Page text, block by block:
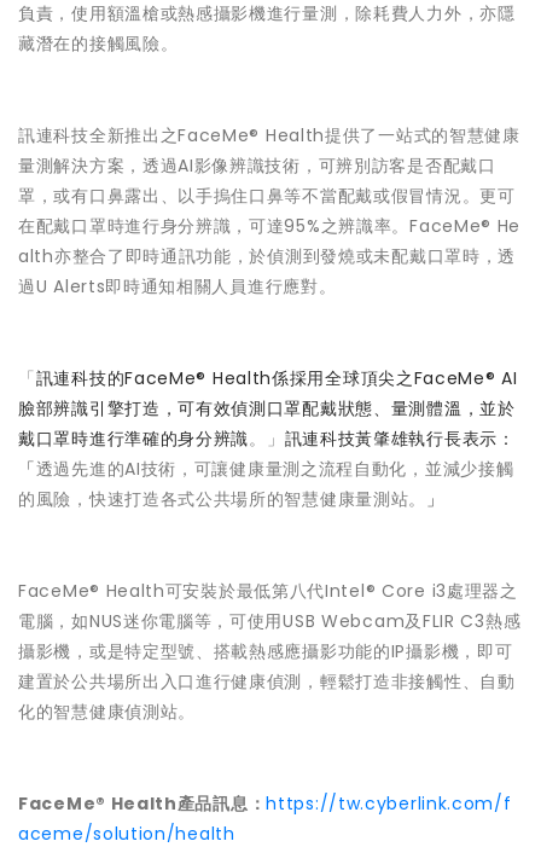
負責，使用額溫槍或熱感攝影機進行量測，除耗費人力外，亦隱
藏潛在的接觸風險。
訊連科技全新推出之FaceMe® Health提供了一站式的智慧健康
量測解決方案，透過AI影像辨識技術，可辨別訪客是否配戴口
罩，或有口鼻露出、以手摀住口鼻等不當配戴或假冒情況。更可
在配戴口罩時進行身分辨識，可達95%之辨識率。FaceMe® He
alth亦整合了即時通訊功能，於偵測到發燒或未配戴口罩時，透
過U Alerts即時通知相關人員進行應對。
「訊連科技的FaceMe® Health係採用全球頂尖之FaceMe® AI
臉部辨識引擎打造，可有效偵測口罩配戴狀態、量測體溫，並於
戴口罩時進行準確的身分辨識。」 訊連科技黃肇雄執行長表示：
「透過先進的AI技術，可讓健康量測之流程自動化，並減少接觸
的風險，快速打造各式公共場所的智慧健康量測站。 」
FaceMe® Health可安裝於最低第八代Intel® Core i3處理器之
電腦，如NUS迷你電腦等，可使用USB Webcam及FLIR C3熱感
攝影機，或是特定型號、搭載熱感應攝影功能的IP攝影機，即可
建置於公共場所出入口進行健康偵測，輕鬆打造非接觸性、自動
化的智慧健康偵測站。
FaceMe® Health產品訊息：https://tw.cyberlink.com/f
aceme/solution/health